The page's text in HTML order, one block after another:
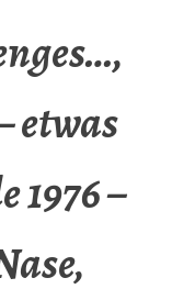
etwas
1976 –